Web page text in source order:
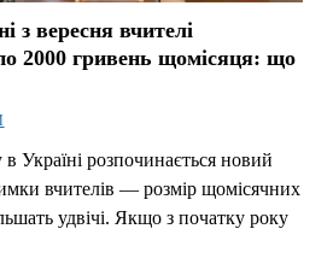
з вересня вчителі
2000 гривень щомісяця: що
Україні розпочинається новий
вчителів — розмір щомісячних
удвічі. Якщо з початку року